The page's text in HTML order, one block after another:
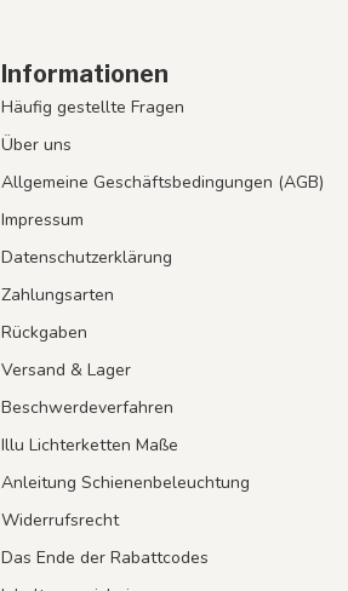
Informationen
Häufig gestellte Fragen
Über uns
Allgemeine Geschäftsbedingungen (AGB)
Impressum
Datenschutzerklärung
Zahlungsarten
Rückgaben
Versand & Lager
Beschwerdeverfahren
Illu Lichterketten Maße
Anleitung Schienenbeleuchtung
Widerrufsrecht
Das Ende der Rabattcodes